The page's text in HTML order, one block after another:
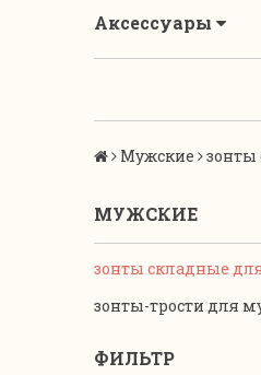
Аксессуары
Мужские
МУЖСКИЕ
зонты складные
зонты-трости для
ФИЛЬТР